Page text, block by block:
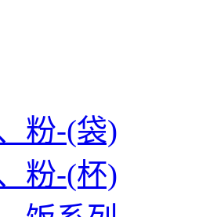
粉-(袋)
粉-(杯)